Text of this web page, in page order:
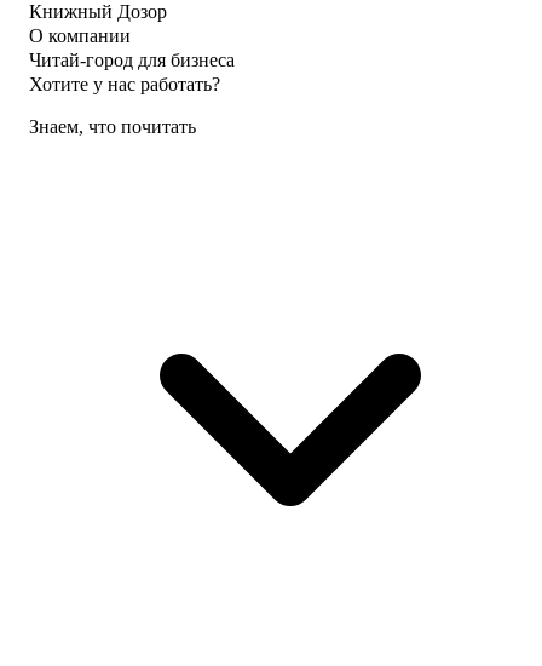
Книжный Дозор
О компании
Читай-город для бизнеса
Хотите у нас работать?
Знаем, что почитать